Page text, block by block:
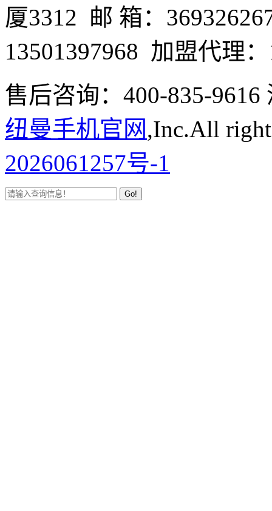
厦3312 邮 箱：
13501397968 加盟代理
售后咨询：400-835-
纽曼手机官网,Inc.All
2026061257号-1
Go!